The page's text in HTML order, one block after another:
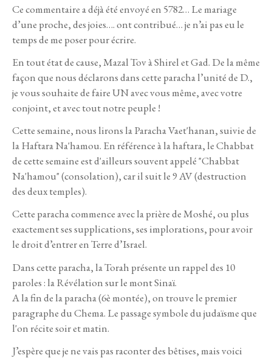
Ce commentaire a déjà été envoyé en 5782… Le mariage
d’une proche, des joies…. ont contribué… je n’ai pas eu le
temps de me poser pour écrire.
En tout état de cause, Mazal Tov à Shirel et Gad. De la même
façon que nous déclarons dans cette paracha l’unité de D.,
je vous souhaite de faire UN avec vous même, avec votre
conjoint, et avec tout notre peuple !
Cette semaine, nous lirons la Paracha Vaet'hanan, suivie de
la Haftara Na'hamou. En référence à la haftara, le Chabbat
de cette semaine est d'ailleurs souvent appelé "Chabbat
Na'hamou" (consolation), car il suit le 9 AV (destruction
des deux temples).
Cette paracha commence avec la prière de Moshé, ou plus
exactement ses supplications, ses implorations, pour avoir
le droit d’entrer en Terre d’Israel.
Dans cette paracha, la Torah présente un rappel des 10
paroles : la Révélation sur le mont Sinaï.
A la fin de la paracha (6è montée), on trouve le premier
paragraphe du Chema. Le passage symbole du judaïsme que
l'on récite soir et matin.
J’espère que je ne vais pas raconter des bêtises, mais voici